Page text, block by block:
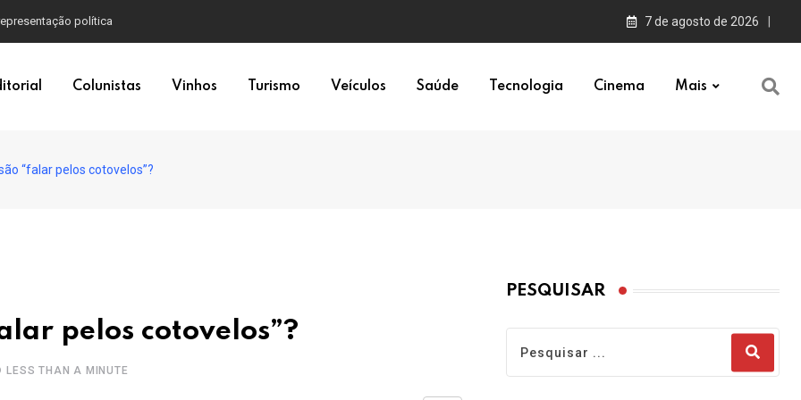
7 de agosto de 2026
Colunistas Vinhos Turismo Veículos Saúde Tecnologia Cinema Mais
“falar pelos cotovelos”?
pelos cotovelos”?
LESS THAN A MINUTE
PESQUISAR